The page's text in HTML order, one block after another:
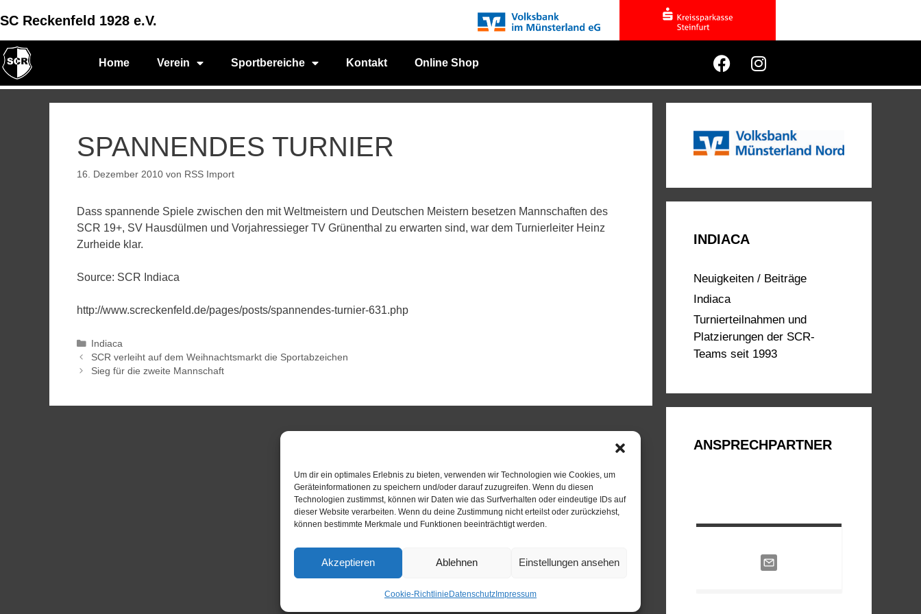
Um dir ein optimales Erlebnis zu bieten, verwenden wir Technologien wie Cookies, um
Geräteinformationen zu speichern und/oder darauf zuzugreifen. Wenn du diesen
Technologien zustimmst, können wir Daten wie das Surfverhalten oder eindeutige IDs auf
dieser Website verarbeiten. Wenn du deine Zustimmung nicht erteilst oder zurückziehst,
können bestimmte Merkmale und Funktionen beeinträchtigt werden.
Akzeptieren Ablehnen Einstellungen ansehen
Cookie-RichtlinieDatenschutzImpressum
SC Reckenfeld 1928 e.V.
Home Verein Sportbereiche Kontakt Online Shop
SPANNENDES TURNIER
16. Dezember 2010 von RSS Import
Dass spannende Spiele zwischen den mit Weltmeistern und Deutschen Meistern besetzen Mannschaften des
SCR 19+, SV Hausdülmen und Vorjahressieger TV Grünenthal zu erwarten sind, war dem Turnierleiter Heinz
Zurheide klar.
Source: SCR Indiaca
http://www.screckenfeld.de/pages/posts/spannendes-turnier-631.php
Indiaca
SCR verleiht auf dem Weihnachtsmarkt die Sportabzeichen
Sieg für die zweite Mannschaft
INDIACA
Neuigkeiten / Beiträge
Indiaca
Turnierteilnahmen und
Platzierungen der SCR-
Teams seit 1993
ANSPRECHPARTNER